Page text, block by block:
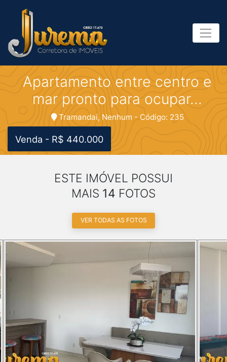
Apartamento entre centro e
mar pronto para ocupar...
Tramandai, Nenhum - Código: 235
Venda - R$ 440.000
ESTE IMÓVEL POSSUI
MAIS 14 FOTOS
VER TODAS AS FOTOS